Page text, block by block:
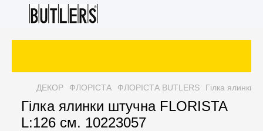
ДЕКОР ФЛОРІСТА ФЛОРІСТА BUTLERS Гілка ялинки
Гілка ялинки штучна FLORISTA
L:126 см. 10223057